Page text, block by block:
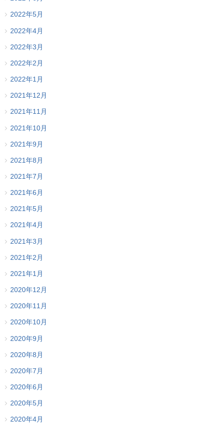
2022年5月
2022年4月
2022年3月
2022年2月
2022年1月
2021年12月
2021年11月
2021年10月
2021年9月
2021年8月
2021年7月
2021年6月
2021年5月
2021年4月
2021年3月
2021年2月
2021年1月
2020年12月
2020年11月
2020年10月
2020年9月
2020年8月
2020年7月
2020年6月
2020年5月
2020年4月